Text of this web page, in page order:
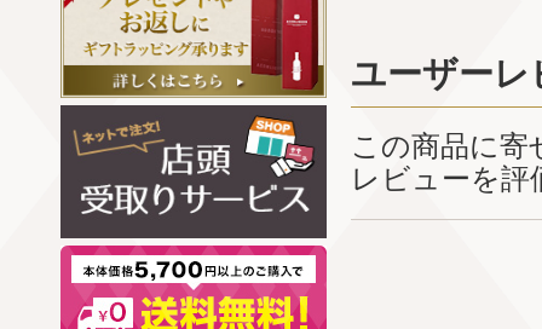
ユーザーレ
この商品に
レビューを評